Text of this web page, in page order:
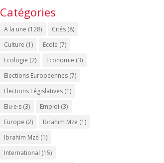
Catégories
A la une (128) Cités (8)
Culture (1) Ecole (7)
Ecologie (2) Economie (3)
Elections Européennes (7)
Elections Législatives (1)
Elu·e·s (3) Emploi (3)
Europe (2) Ibrahim Mze (1)
Ibrahim Mzé (1)
International (15)